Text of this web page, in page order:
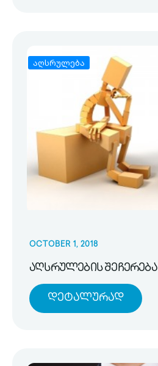
აღსრულება
OCTOBER 1, 2018
აღსრულების შეჩერება
Დეტალურად